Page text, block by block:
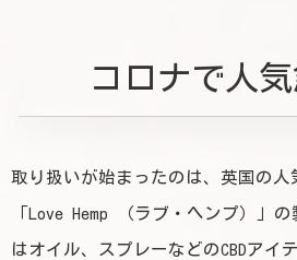
コロナで人
取り扱いが始まったのは、英国の人
「Love Hemp （ラブ・ヘンプ）」
はオイル、スプレーなどのCBDアイ